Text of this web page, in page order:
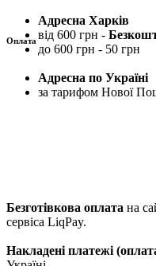
Адресна Харків
від 600 грн -
до 600 грн - 50 грн
Адресна по Україні
за тарифом Нової
Оплата
Безготівкова оплата на
сервіса LiqPay.
Накладені платежі